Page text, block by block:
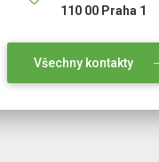
110 00 Praha 1
Všechny kontakty